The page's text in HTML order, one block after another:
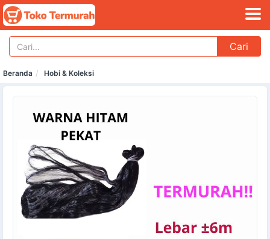
Cari
Beranda Hobi & Koleksi